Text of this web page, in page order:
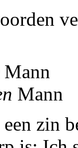
Mann
Mann
zin